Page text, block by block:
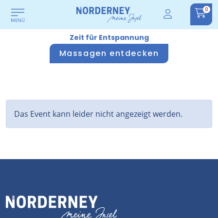
0
Zeit für Entspannung
Massagen entdecken
Das Event kann leider nicht angezeigt werden.